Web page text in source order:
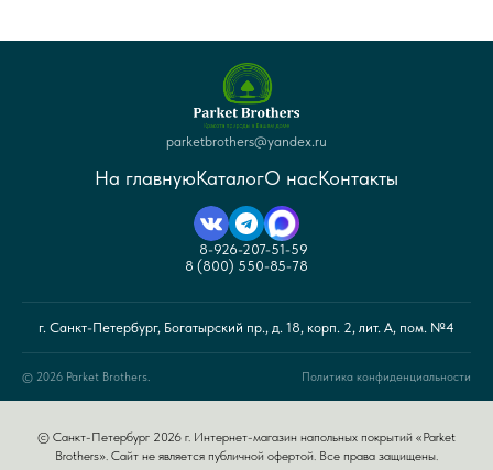
parketbrothers@yandex.ru
На главнуюКаталогО насКонтакты
8-926-207-51-59
8 (800) 550-85-78
г. Санкт-Петербург, Богатырский пр., д. 18, корп. 2, лит. А, пом. №4
© 2026 Parket Brothers. Политика конфиденциальности
© Санкт-Петербург 2026 г. Интернет-магазин напольных покрытий «Parket
Brothers». Сайт не является публичной офертой. Все права защищены.